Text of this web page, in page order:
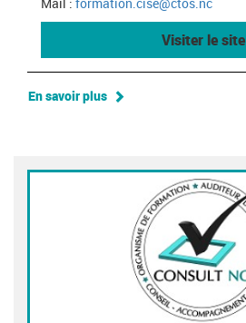
Visiter le site
En savoir plus